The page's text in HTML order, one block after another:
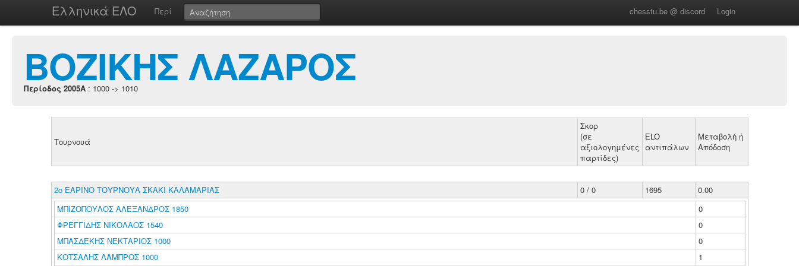
Ελληνικά ΕΛΟ Περί chesstu.be @ discord Login
ΒΟΖΙΚΗΣ ΛΑΖΑΡΟΣ
Περίοδος 2005A : 1000 -> 1010
Τουρνουά
Σκορ
(σε
αξιολογημένες
παρτίδες)
ELO
αντιπάλων
Μεταβολή ή
Απόδοση
2ο ΕΑΡΙΝΟ ΤΟΥΡΝΟΥΑ ΣΚΑΚΙ ΚΑΛΑΜΑΡΙΑΣ 0 / 0 1695
0.00
ΜΠΙΖΟΠΟΥΛΟΣ ΑΛΕΞΑΝΔΡΟΣ 1850
0
ΦΡΕΓΓΙΔΗΣ ΝΙΚΟΛΑΟΣ 1540
0
ΜΠΑΣΔΕΚΗΣ ΝΕΚΤΑΡΙΟΣ 1000
0
ΚΟΤΣΑΛΗΣ ΛΑΜΠΡΟΣ 1000
1